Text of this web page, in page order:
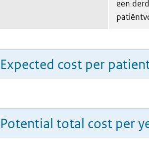
een
Expected cost per
Potential total cost per